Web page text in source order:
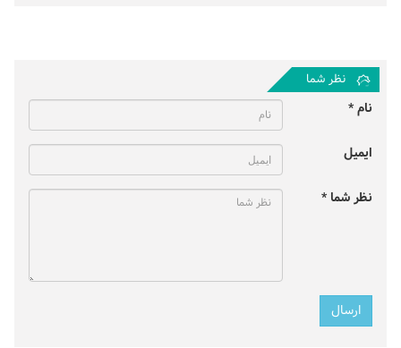
نظر شما
نام *
ایمیل
نظر شما *